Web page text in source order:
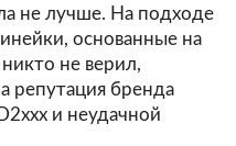
не лучше. На подходе
основанные на
не верил,
репутация бренда
и неудачной